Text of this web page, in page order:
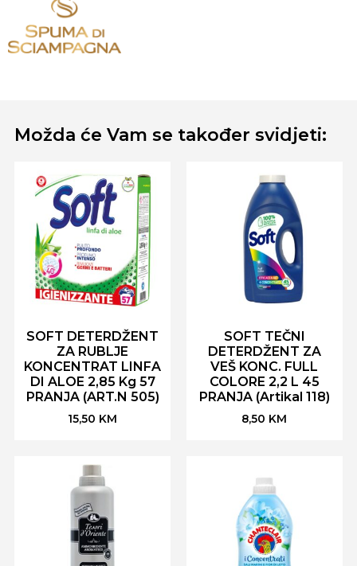
Možda će Vam se također svidjeti:
SOFT DETERDŽENT
ZA RUBLJE
KONCENTRAT LINFA
DI ALOE 2,85 Kg 57
PRANJA (ART.N 505)
15,50 KM
SOFT TEČNI
DETERDŽENT ZA
VEŠ KONC. FULL
COLORE 2,2 L 45
PRANJA (Artikal 118)
8,50 KM